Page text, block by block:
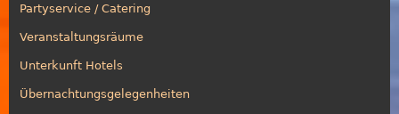
Partyservice / Catering
Veranstaltungsräume
Unterkunft Hotels
Übernachtungsgelegenheiten